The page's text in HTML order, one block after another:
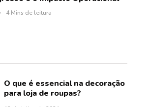
4 Mins de leitura
O que é essencial na decoração
para loja de roupas?